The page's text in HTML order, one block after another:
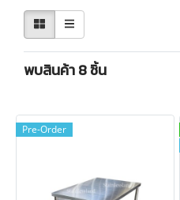
พบสินค้า 8 ชิ้น
Pre-Order